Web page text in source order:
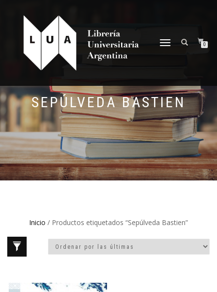
NAVEGACIÓN
0
SEPÚLVEDA BASTIEN
Inicio / Productos etiquetados “Sepúlveda Bastien”